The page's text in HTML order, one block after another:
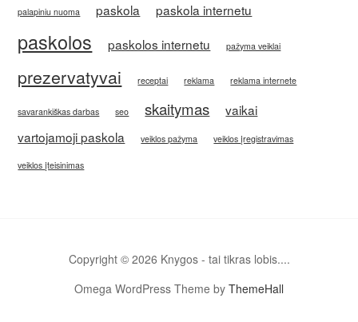
palapiniu nuoma paskola paskola internetu
paskolos paskolos internetu pažyma veiklai
prezervatyvai receptai reklama reklama internete
savarankiškas darbas seo skaitymas
vaikai
vartojamoji paskola
veiklos pažyma veiklos įregistravimas
veiklos įteisinimas
Copyright © 2026 Knygos - tai tikras lobis....
Omega WordPress Theme by ThemeHall